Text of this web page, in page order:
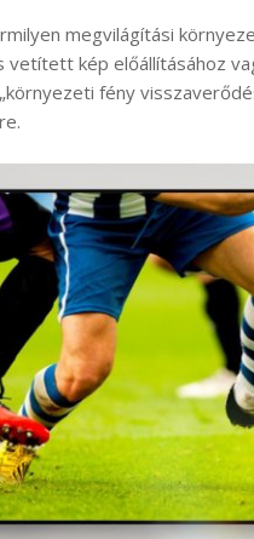
megvilágítási
vetített kép előállításához
fény